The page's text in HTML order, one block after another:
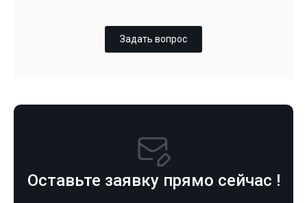
Задать вопрос
Оставьте заявку прямо сейчас !